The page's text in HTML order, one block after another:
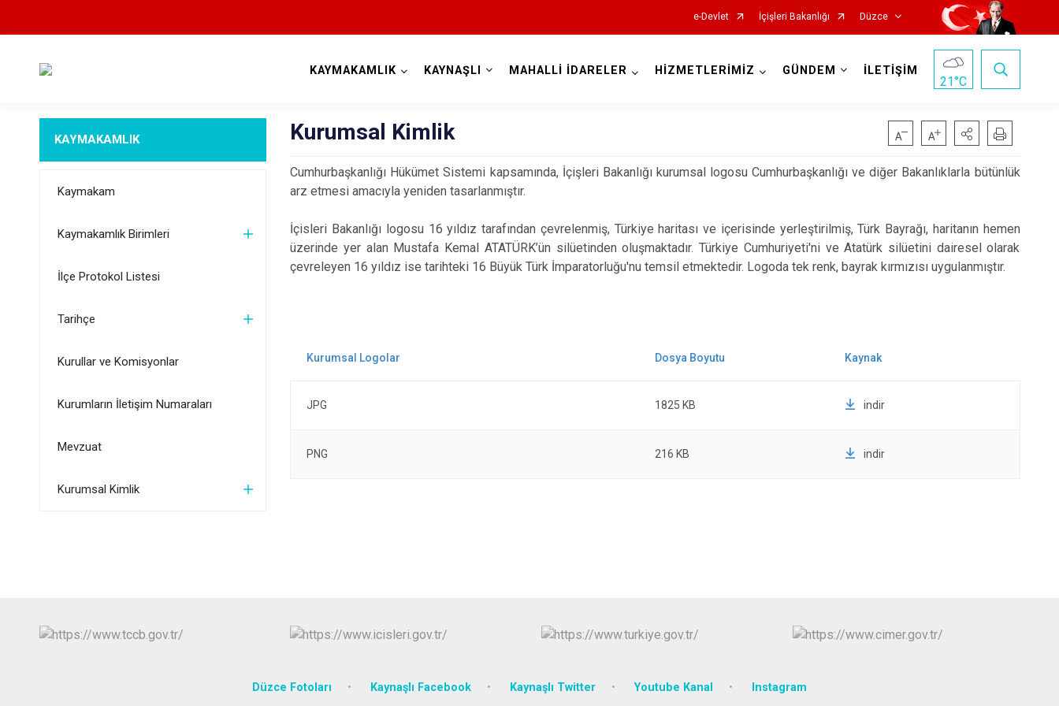
e-Devlet İçişleri Bakanlığı Düzce
Cumayeri
Akçakoca
Gümüşova
Yığılca
KAYMAKAMLIK KAYNAŞLI MAHALLİ İDARELER HİZMETLERİMİZ GÜNDEM İLETİŞİM
21°C
KAYMAKAMLIK
Kaymakam
Kaymakamlık Birimleri
İlçe Protokol Listesi
Tarihçe
Kurullar ve Komisyonlar
Kurumların İletişim Numaraları
Mevzuat
Kurumsal Kimlik
Kurumsal Kimlik
Cumhurbaşkanlığı Hükümet Sistemi kapsamında, İçişleri Bakanlığı kurumsal logosu Cumhurbaşkanlığı ve diğer Bakanlıklarla bütünlük
arz etmesi amacıyla yeniden tasarlanmıştır.
İçisleri Bakanlığı logosu 16 yıldız tarafından çevrelenmiş, Türkiye haritası ve içerisinde yerleştirilmiş, Türk Bayrağı, haritanın hemen
üzerinde yer alan Mustafa Kemal ATATÜRK’ün silüetinden oluşmaktadır. Türkiye Cumhuriyeti'ni ve Atatürk silüetini dairesel olarak
çevreleyen 16 yıldız ise tarihteki 16 Büyük Türk İmparatorluğu'nu temsil etmektedir. Logoda tek renk, bayrak kırmızısı uygulanmıştır.
JPG 1825 KB indir
PNG 216 KB indir
Düzce Fotoları Kaynaşlı Facebook Kaynaşlı Twitter Youtube Kanal Instagram